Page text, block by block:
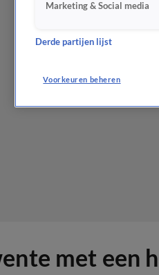
met
Marketing & Social media
Derde partijen lijst
Voorkeuren beheren